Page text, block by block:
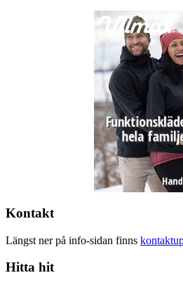
Kontakt
Längst ner på info-sidan finns
Hitta hit